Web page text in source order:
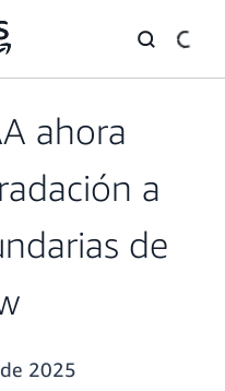
ahora
a
de
2025